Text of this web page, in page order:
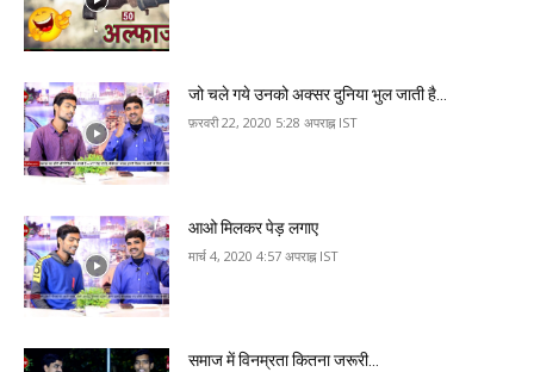
जो चले गये उनको अक्‍सर दुन‍िया भुल जाती है…
फ़रवरी 22, 2020 5:28 अपराह्न IST
आओ म‍िलकर पेड़ लगाए
मार्च 4, 2020 4:57 अपराह्न IST
समाज में व‍िनम्रता क‍ितना जरूरी…